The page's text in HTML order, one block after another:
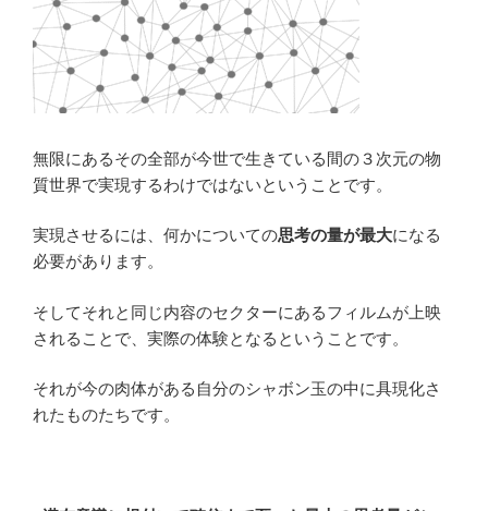
無限にあるその全部が今世で生きている間の３次元の物
質世界で実現するわけではないということです。
実現させるには、何かについての思考の量が最大になる
必要があります。
そしてそれと同じ内容のセクターにあるフィルムが上映
されることで、実際の体験となるということです。
それが今の肉体がある自分のシャボン玉の中に具現化さ
れたものたちです。